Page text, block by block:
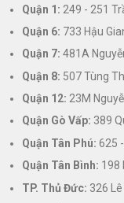
Quận 1: 249 - 251
Quận 6: 733 Hậu
Quận 7: 481A
Quận 8: 507 Tùng
Quận 12: 23M
Quận Gò Vấp: 389
Quận Tân Phú: 625
Quận Tân Bình: 198
TP. Thủ Đức: 326